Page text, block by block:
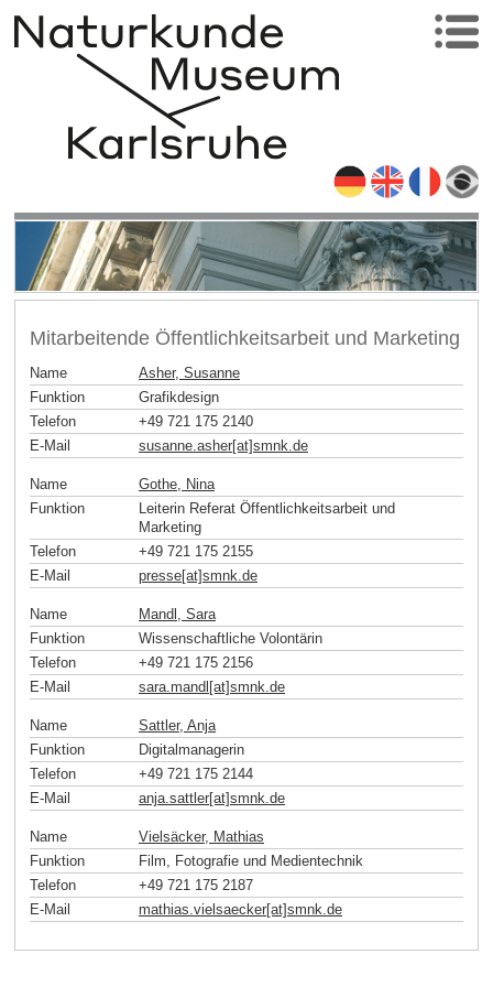
Mitarbeitende Öffentlichkeitsarbeit und Marketing
Name
Asher, Susanne
Funktion
Grafikdesign
Telefon
+49 721 175 2140
E-Mail
susanne.asher[at]smnk.de
Name
Gothe, Nina
Funktion
Leiterin Referat Öffentlichkeitsarbeit und
Marketing
Telefon
+49 721 175 2155
E-Mail
presse[at]smnk.de
Name
Mandl, Sara
Funktion
Wissenschaftliche Volontärin
Telefon
+49 721 175 2156
E-Mail
sara.mandl[at]smnk.de
Name
Sattler, Anja
Funktion
Digitalmanagerin
Telefon
+49 721 175 2144
E-Mail
anja.sattler[at]smnk de
Name
Vielsäcker, Mathias
Funktion
Film, Fotografie und Medientechnik
Telefon
+49 721 175 2187
E-Mail
mathias.vielsaecker[at]smnk de